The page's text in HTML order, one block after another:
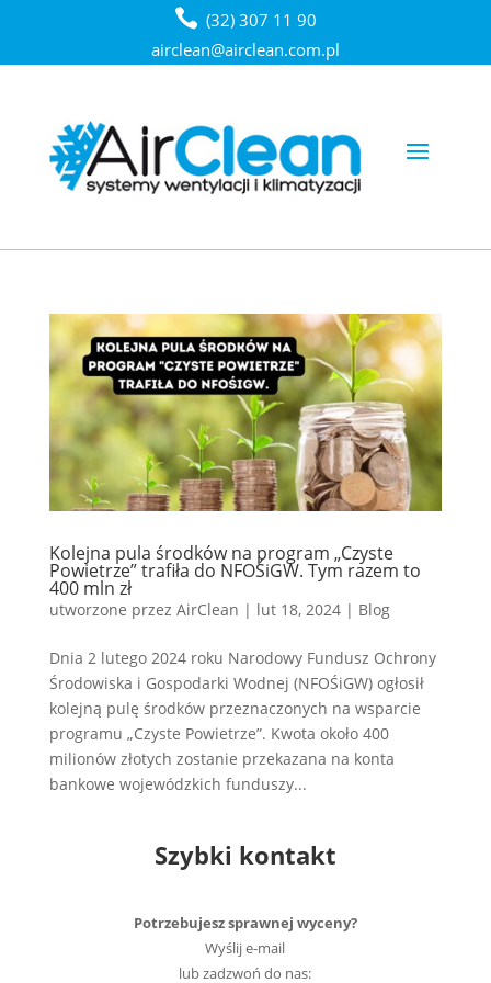
(32) 307 11 90
airclean@airclean.com.pl
Kolejna pula środków na program „Czyste
Powietrze” trafiła do NFOŚiGW. Tym razem to
400 mln zł
utworzone przez AirClean | lut 18, 2024| Blog
Dnia 2 lutego 2024 roku Narodowy Fundusz Ochrony
Środowiska i Gospodarki Wodnej (NFOŚiGW) ogłosił
kolejną pulę środków przeznaczonych na wsparcie
programu „Czyste Powietrze”. Kwota około 400
milionów złotych zostanie przekazana na konta
bankowe wojewódzkich funduszy...
Szybki kontakt
Potrzebujesz sprawnej wyceny?
Wyślij e-mail
lub zadzwoń do nas: